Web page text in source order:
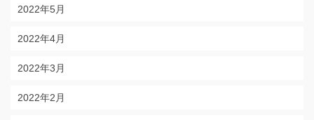
2022年5月
2022年4月
2022年3月
2022年2月